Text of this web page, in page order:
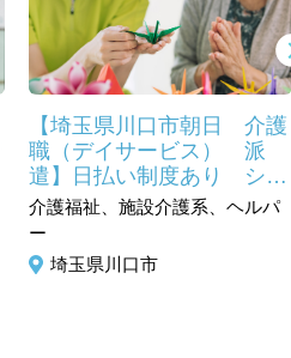
【埼玉県川口市朝日 介護
職（デイサービス） 派
遣】日払い制度あり シニ
ア活躍中 資格取得支援制
度あり
介護福祉、施設介護系、ヘルパ
ー
埼玉県川口市